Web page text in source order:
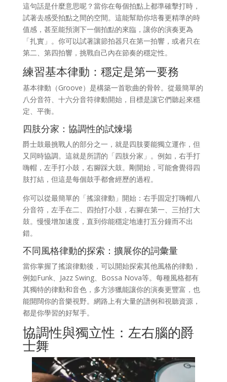
這句話是什麼意思呢？當你在每個拍點上都準確擊打時，
試著去感受拍點之間的空間。這能幫助你培養更精準的時
值感，甚至能預測下一個拍點的來臨，讓你的演奏更為
「扎實」。你可以試著讓節拍器只在第一拍響，或者只在
第二、第四拍響，挑戰自己內在節奏的穩定性。
練習基本律動：穩定是第一要務
基本律動（Groove）是構築一首歌曲的骨幹。從最簡單的
八分音符、十六分音符律動開始，目標是讓它們聽起來穩
定、平衡。
四肢分家：協調性的試煉場
爵士鼓最挑戰人的部分之一，就是四肢要能獨立運作，但
又同時協調。這就是所謂的「四肢分家」。例如，右手打
嗨帽，左手打小鼓，右腳踩大鼓。剛開始，可能會覺得四
肢打結，但這是每個鼓手都會經歷的過程。
你可以從最簡單的「搖滾律動」開始：右手固定打嗨帽八
分音符，左手在二、四拍打小鼓，右腳在第一、三拍打大
鼓。慢慢增加速度，直到你能穩定地連打五分鐘而不出
錯。
不同風格律動的探索：擴展你的詞彙量
當你掌握了搖滾律動後，可以開始探索其他風格的律動，
例如Funk、Jazz Swing、Bossa Nova等。每種風格都有
其獨特的律動和音色，多方涉獵能讓你的演奏更豐富，也
能開闊你的音樂視野。網路上有大量的譜例和視聽資源，
都是你學習的好幫手。
協調性與獨立性：左右腦的爵
士舞